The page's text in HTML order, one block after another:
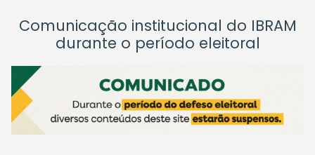
Comunicação institucional do IBRAM
durante o período eleitoral